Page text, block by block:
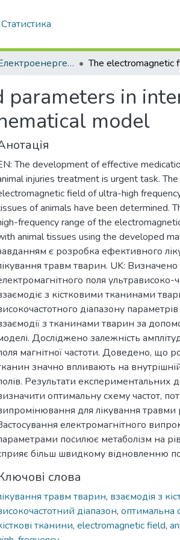
Статистика
Кафедра Електроенергетики і електротехнологій
in
model
The development of effective
injuries treatment is urgent task.
field of ultra-high
of animals have been determined.
frequency range of the
animal tissues using the developed
є розробка ефективного
травм тварин. UK:
поля ультрависоко-
з кістковими тканинами
діапазону
з тканинами тварин за
Досліджено залежність
магнітної частоти. Доведено, що
значно впливають на
Результати експериментальних
оптимальну схему частот,
для лікування травми
електромагнітного
посилює метаболізм на
більш швидкому відновленню
слова
травм тварин, взаємодія з
діапазон, оптимальна
тканини, electromagnetic field,